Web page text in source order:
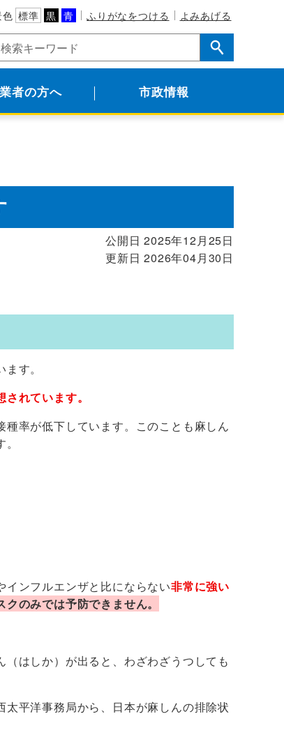
標準 黒 青 ふりがなをつける よみあげる
者の方へ 市政情報
公開日 2025年12月25日
更新日 2026年04月30日
す。
れています。
率が低下しています。このことも麻しん
ンフルエンザと比にならない非常に強い
クのみでは予防できません。
はしか）が出ると、わざわざうつしても
平洋事務局から、日本が麻しんの排除状